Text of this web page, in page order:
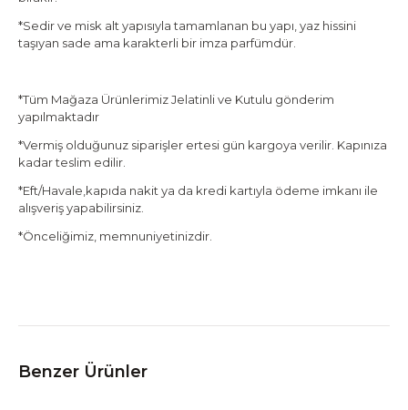
*Sedir ve misk alt yapısıyla tamamlanan bu yapı, yaz hissini
taşıyan sade ama karakterli bir imza parfümdür.
*Tüm Mağaza Ürünlerimiz Jelatinli ve Kutulu gönderim
yapılmaktadır
*Vermiş olduğunuz siparişler ertesi gün kargoya verilir. Kapınıza
kadar teslim edilir.
*Eft/Havale,kapıda nakit ya da kredi kartıyla ödeme imkanı ile
alışveriş yapabilirsiniz.
*Önceliğimiz, memnuniyetinizdir.
Benzer Ürünler